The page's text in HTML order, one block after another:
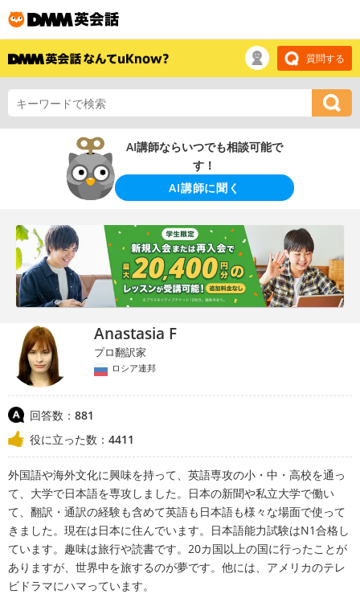
質問する
AI講師ならいつでも相談可能で
す！
AI講師に聞く
Anastasia F
プロ翻訳家
ロシア連邦
回答数： 881
役に立った数： 4411
外国語や海外文化に興味を持って、英語専攻の小・中・高校を通っ
て、大学で日本語を専攻しました。日本の新聞や私立大学で働い
て、翻訳・通訳の経験も含めて英語も日本語も様々な場面で使って
きました。現在は日本に住んでいます。日本語能力試験はN1合格し
ています。趣味は旅行や読書です。20カ国以上の国に行ったことが
ありますが、世界中を旅するのが夢です。他には、アメリカのテレ
ビドラマにハマっています。